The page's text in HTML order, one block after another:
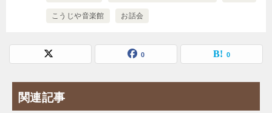
こうじや音楽館 お話会
0 0
関連記事